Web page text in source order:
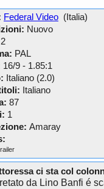
Federal Video (Italia)
Nuovo
2
PAL
16/9 - 1.85:1
Italiano (2.0)
Italiano
87
1
Amaray
ci sta col
da Lino Banfi é